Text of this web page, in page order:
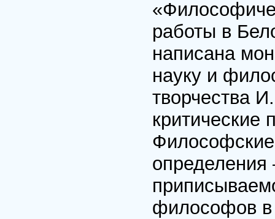
работы в
написана
науку и
творчества
критические
определения
философов в